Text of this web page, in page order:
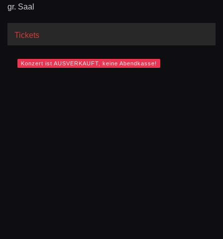
gr. Saal
Tickets
Konzert ist AUSVERKAUFT, keine Abendkasse!